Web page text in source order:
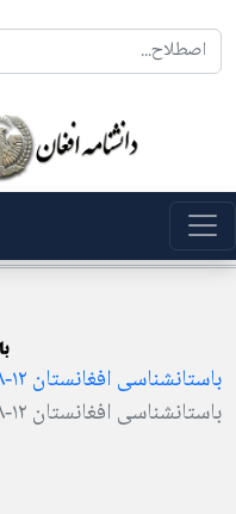
باستانشناسی افغانستان ۱۲-۱۳۵۸
باستانشناسی افغانستان ۱۲-۱۳۵۸